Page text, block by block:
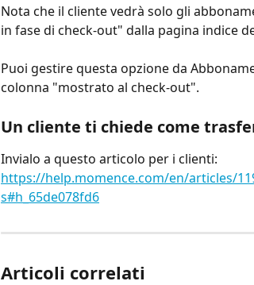
Nota che il cliente vedrà solo gli
in fase di check-out" dalla pagina indice
Puoi gestire questa opzione da
colonna "mostrato al check-out".
Un cliente ti chiede come
Invialo a questo articolo per i clienti:
https://help.momence.com/en/articles/
s#h_65de078fd6
Articoli correlati